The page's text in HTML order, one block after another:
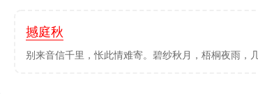
撼庭秋
别来音信千里，怅此情难寄。碧纱秋月，梧桐夜雨，